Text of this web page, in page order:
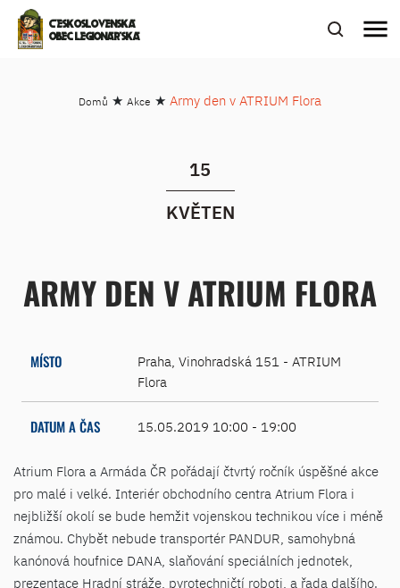
ČESKOSLOVENSKÁ
OBEC LEGIONÁŘSKÁ
menu
Domů ★ Akce ★ Army den v ATRIUM Flora
15
KVĚTEN
ARMY DEN V ATRIUM FLORA
MÍSTO
Praha, Vinohradská 151 - ATRIUM
Flora
DATUM A ČAS 15.05.2019 10:00 - 19:00
Atrium Flora a Armáda ČR pořádají čtvrtý ročník úspěšné akce
pro malé i velké. Interiér obchodního centra Atrium Flora i
nejbližší okolí se bude hemžit vojenskou technikou více i méně
známou. Chybět nebude transportér PANDUR, samohybná
kanónová houfnice DANA, slaňování speciálních jednotek,
prezentace Hradní stráže, pyrotechničtí roboti, a řada dalšího.